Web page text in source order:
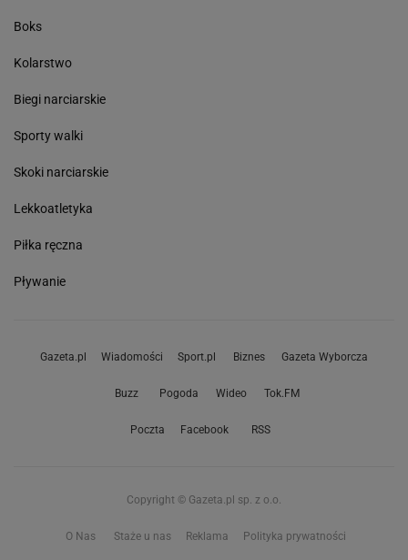
Boks
Kolarstwo
Biegi narciarskie
Sporty walki
Skoki narciarskie
Lekkoatletyka
Piłka ręczna
Pływanie
Gazeta.pl Wiadomości Sport.pl Biznes Gazeta Wyborcza
Buzz Pogoda Wideo Tok.FM
Poczta Facebook RSS
Copyright © Gazeta.pl sp. z o.o.
O Nas Staże u nas Reklama Polityka prywatności